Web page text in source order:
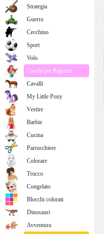
Strategia
Guerra
Cecchino
Sport
Volo
Giochi per Ragazze
Cavalli
My Little Pony
Vestire
Barbie
Cucina
Parrucchiere
Colorare
Trucco
Congelato
Blocchi colorati
Dinosauri
Avventura